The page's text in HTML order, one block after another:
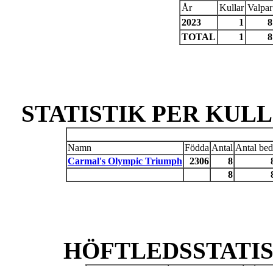
År
Kullar Valpar
2023
1
8
TOTAL
1 8
STATISTIK PER
Namn Födda Antal Antal
Carmal's Olympic Triumph
2306 8
8